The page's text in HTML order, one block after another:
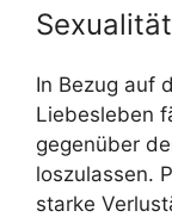
Sexualität
In Bezug auf
Liebesleben
gegenüber
loszulassen.
starke